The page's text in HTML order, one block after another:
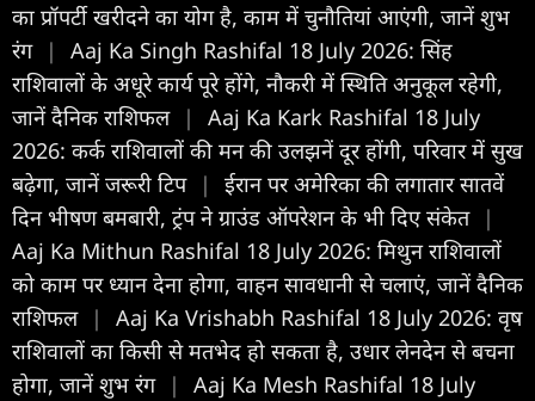
का प्रॉपर्टी खरीदने का योग है, काम में चुनौतियां आएंगी, जानें शुभ
रंग |
Aaj Ka Singh Rashifal 18 July 2026: सिंह
राशिवालों के अधूरे कार्य पूरे होंगे, नौकरी में स्थिति अनुकूल रहेगी,
जानें दैनिक राशिफल |
Aaj Ka Kark Rashifal 18 July
2026: कर्क राशिवालों की मन की उलझनें दूर होंगी, परिवार में सुख
बढ़ेगा, जानें जरूरी टिप |
ईरान पर अमेरिका की लगातार सातवें
दिन भीषण बमबारी, ट्रंप ने ग्राउंड ऑपरेशन के भी दिए संकेत |
Aaj Ka Mithun Rashifal 18 July 2026: मिथुन राशिवालों
को काम पर ध्यान देना होगा, वाहन सावधानी से चलाएं, जानें दैनिक
राशिफल |
Aaj Ka Vrishabh Rashifal 18 July 2026: वृष
राशिवालों का किसी से मतभेद हो सकता है, उधार लेनदेन से बचना
होगा, जानें शुभ रंग |
Aaj Ka Mesh Rashifal 18 July